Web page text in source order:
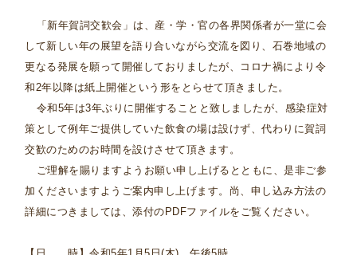
「新年賀詞交歓会」は、産・学・官の各界関係者が一堂に会
して新しい年の展望を語り合いながら交流を図り、石巻地域の
更なる発展を願って開催しておりましたが、コロナ禍により令
和 2年以降は紙上開催という形をとらせて頂きました。
令和5年は3年ぶりに開催することと致しましたが、感染症対
策として例年ご提供していた飲食の場は設けず、代わりに賀詞
交歓のためのお時間を設けさせて頂きます。
ご理解を賜りますようお願い申し上げるとともに、是非ご参
加くださいますようご案内申し上げます。尚、申し込み方法の
詳細につきましては、添付の PDFファイルをご覧ください。